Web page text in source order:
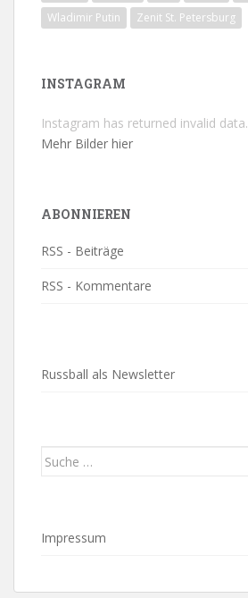
Wladimir Putin
Zenit St. Petersburg
INSTAGRAM
Instagram has returned invalid data.
Mehr Bilder hier
ABONNIEREN
RSS - Beiträge
RSS - Kommentare
Russball als Newsletter
Suche
Impressum